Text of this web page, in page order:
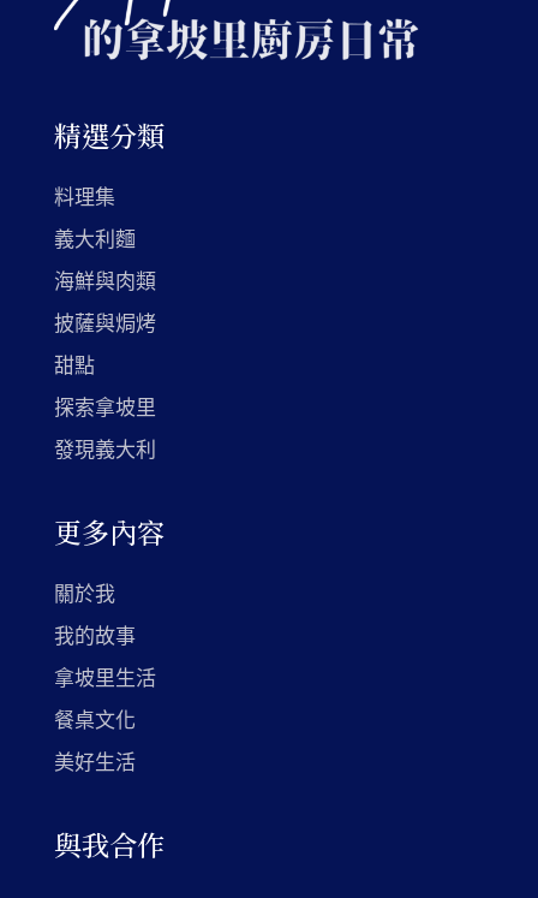
精選分類
料理集
義大利麵
海鮮與肉類
披薩與焗烤
甜點
探索拿坡里
發現義大利
更多內容
關於我
我的故事
拿坡里生活
餐桌文化
美好生活
與我合作